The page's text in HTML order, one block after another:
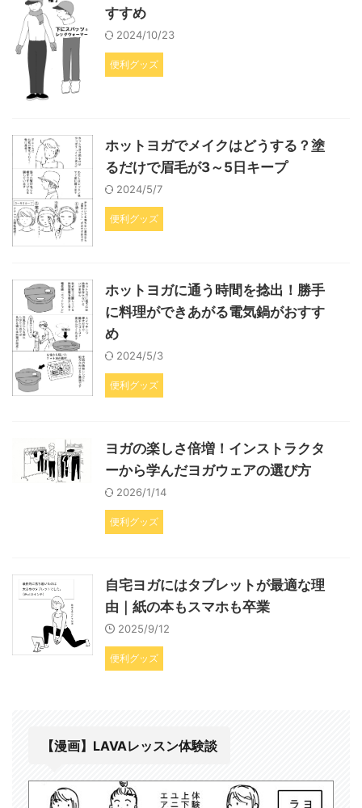
すすめ
2024/10/23
便利グッズ
ホットヨガでメイクはどうする？塗
るだけで眉毛が3～5日キープ
2024/5/7
便利グッズ
ホットヨガに通う時間を捻出！勝手
に料理ができあがる電気鍋がおすす
め
2024/5/3
便利グッズ
ヨガの楽しさ倍増！インストラクタ
ーから学んだヨガウェアの選び方
2026/1/14
便利グッズ
自宅ヨガにはタブレットが最適な理
由｜紙の本もスマホも卒業
2025/9/12
便利グッズ
【漫画】LAVAレッスン体験談